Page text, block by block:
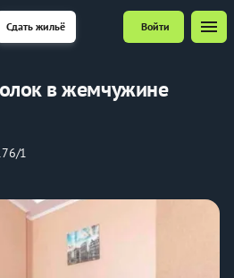
Сдать жильё Войти menu
в жемчужинe
1